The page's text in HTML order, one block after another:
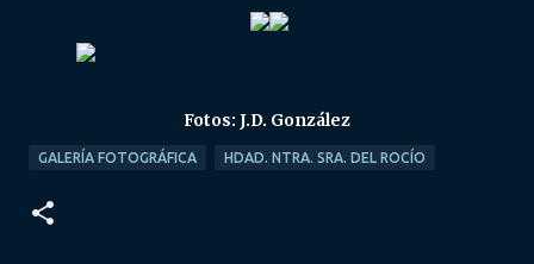
Fotos: J.D. González
GALERÍA FOTOGRÁFICA HDAD. NTRA. SRA. DEL ROCÍO